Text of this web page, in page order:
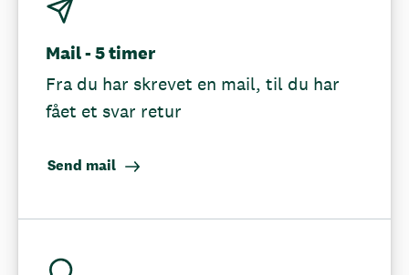
Mail - 5 timer
Fra du har skrevet en mail, til du har
fået et svar retur
Send mail